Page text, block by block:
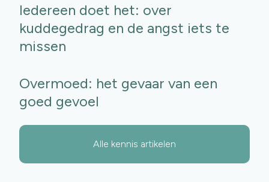
Iedereen doet het: over
kuddegedrag en de angst iets te
missen
Overmoed: het gevaar van een
goed gevoel
Alle kennis artikelen